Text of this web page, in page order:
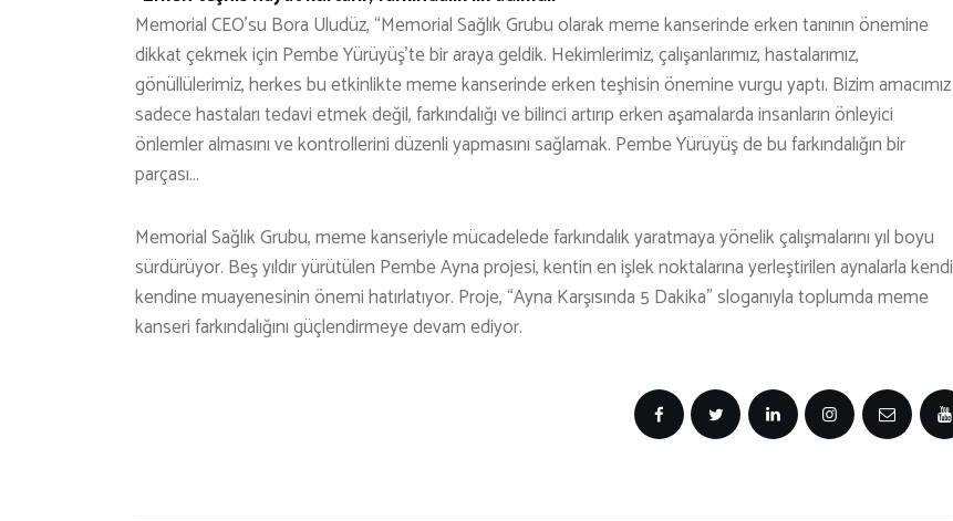
Memorial CEO’su Bora Uludüz, “Memorial Sağlık Grubu olarak meme kanserinde erken tanının önemine
dikkat çekmek için Pembe Yürüyüş’te bir araya geldik. Hekimlerimiz, çalışanlarımız, hastalarımız,
gönüllülerimiz, herkes bu etkinlikte meme kanserinde erken teşhisin önemine vurgu yaptı. Bizim amacımız
sadece hastaları tedavi etmek değil, farkındalığı ve bilinci artırıp erken aşamalarda insanların önleyici
önlemler almasını ve kontrollerini düzenli yapmasını sağlamak. Pembe Yürüyüş de bu farkındalığın bir
parçası…
Memorial Sağlık Grubu, meme kanseriyle mücadelede farkındalık yaratmaya yönelik çalışmalarını yıl boyu
sürdürüyor. Beş yıldır yürütülen Pembe Ayna projesi, kentin en işlek noktalarına yerleştirilen aynalarla kendi
kendine muayenesinin önemi hatırlatıyor. Proje, “Ayna Karşısında 5 Dakika” sloganıyla toplumda meme
kanseri farkındalığını güçlendirmeye devam ediyor.